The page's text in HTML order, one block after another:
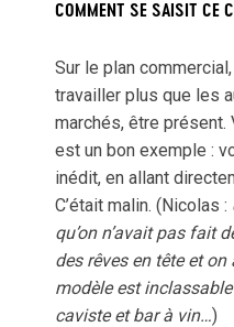
COMMENT SE SAISIT CE
Sur le plan
travailler plus que les
marchés, être présent.
est un bon exemple :
inédit, en allant
C’était malin. (Nicolas :
qu’on n’avait pas fait
des rêves en tête et
modèle est
caviste et bar à vin…)